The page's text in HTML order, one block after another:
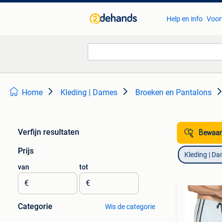
Help en info
Home Kleding | Dames Broeken en Pantalons
Verfijn resultaten
Prijs
van
€
tot
€
Categorie Wis de categorie
Kleding |